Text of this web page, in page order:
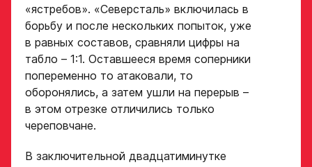
«ястребов». «Северсталь» включилась в
борьбу и после нескольких попыток, уже
в равных составов, сравняли цифры на
табло – 1:1. Оставшееся время соперники
попеременно то атаковали, то
оборонялись, а затем ушли на перерыв –
в этом отрезке отличились только
череповчане.
В заключительной двадцатиминутке
Заявка
на просмотр
в Хоккейную
ФИО игрока
Дата рождения игрока
полностью